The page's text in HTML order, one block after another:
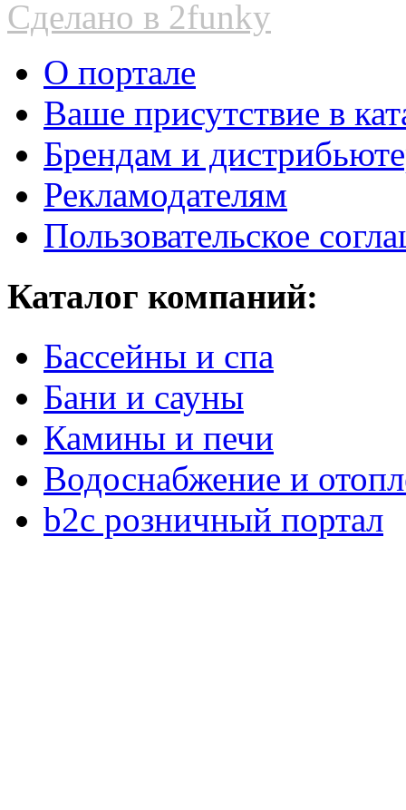
Сделано в 2funky
О портале
Ваше присутствие в
Брендам и
Рекламодателям
Пользовательское
Каталог компаний:
Бассейны и спа
Бани и сауны
Камины и печи
Водоснабжение и
b2c розничный портал